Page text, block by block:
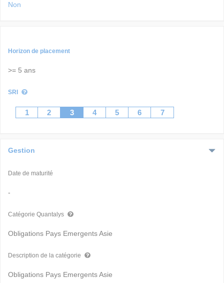
Non
Horizon de placement
>= 5 ans
SRI
1 2 3 4 5 6 7
Gestion
Date de maturité
-
Catégorie Quantalys
Obligations Pays Emergents Asie
Description de la catégorie
Obligations Pays Emergents Asie